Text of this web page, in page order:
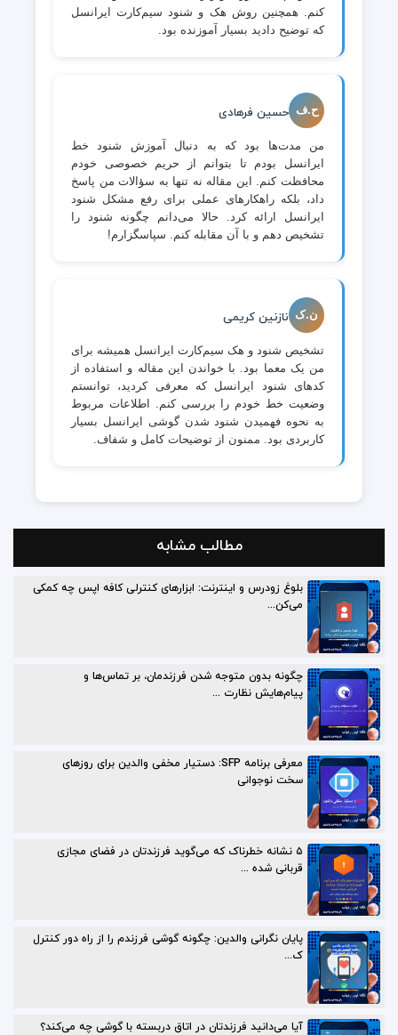
کنم. همچنین روش هک و شنود سیم‌کارت ایرانسل
که توضیح دادید بسیار آموزنده بود.
ح.ف حسین فرهادی
من مدت‌ها بود که به دنبال آموزش شنود خط
ایرانسل بودم تا بتوانم از حریم خصوصی خودم
محافظت کنم. این مقاله نه تنها به سؤالات من پاسخ
داد، بلکه راهکارهای عملی برای رفع مشکل شنود
ایرانسل ارائه کرد. حالا می‌دانم چگونه شنود را
تشخیص دهم و با آن مقابله کنم. سپاسگزارم!
ن.ک نازنین کریمی
تشخیص شنود و هک سیم‌کارت ایرانسل همیشه برای
من یک معما بود. با خواندن این مقاله و استفاده از
کدهای شنود ایرانسل که معرفی کردید، توانستم
وضعیت خط خودم را بررسی کنم. اطلاعات مربوط
به نحوه فهمیدن شنود شدن گوشی ایرانسل بسیار
کاربردی بود. ممنون از توضیحات کامل و شفاف.
مطالب مشابه
بلوغ زودرس و اینترنت: ابزارهای کنترلی کافه اپس چه کمکی
می‌کن...
چگونه بدون متوجه شدن فرزندمان، بر تماس‌ها و
پیام‌هایش نظارت ...
معرفی برنامه SFP: دستیار مخفی والدین برای روزهای
سخت نوجوانی
۵ نشانه خطرناک که می‌گوید فرزندتان در فضای مجازی
قربانی شده ...
پایان نگرانی والدین: چگونه گوشی فرزندم را از راه دور کنترل
ک...
آیا می‌دانید فرزندتان در اتاق دربسته با گوشی چه می‌کند؟